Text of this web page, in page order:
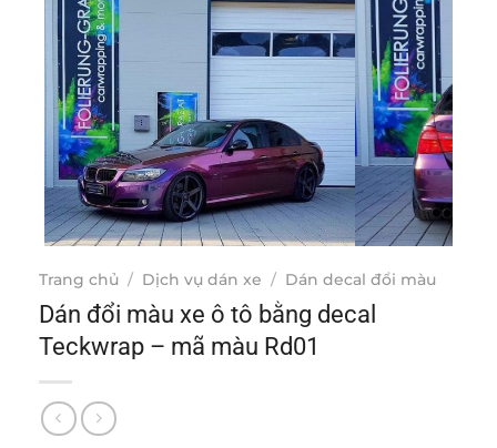
Trang chủ / Dịch vụ dán xe / Dán decal đổi màu
Dán đổi màu xe ô tô bằng decal
Teckwrap – mã màu Rd01